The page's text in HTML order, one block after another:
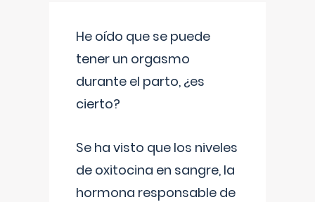
He oído que se puede
tener un orgasmo
durante el parto, ¿es
cierto?
Se ha visto que los niveles
de oxitocina en sangre, la
hormona responsable de